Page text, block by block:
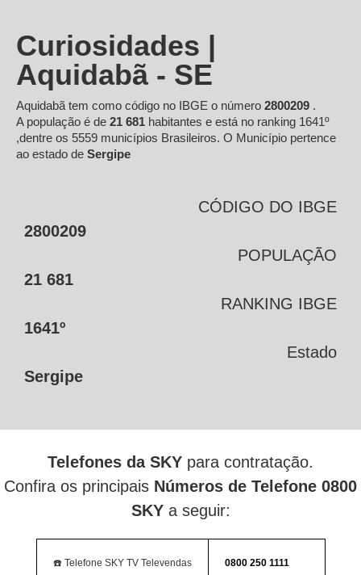
Curiosidades |
Aquidabã - SE
Aquidabã tem como código no IBGE o número 2800209 .
A população é de 21 681 habitantes e está no ranking 1641º
,dentre os 5559 municípios Brasileiros. O Município pertence
ao estado de Sergipe
CÓDIGO DO IBGE
2800209
POPULAÇÃO
21 681
RANKING IBGE
1641º
Estado
Sergipe
Telefones da SKY para contratação.
Confira os principais Números de Telefone 0800
SKYa seguir:
☎️ Telefone SKY TV Televendas 0800 250 1111